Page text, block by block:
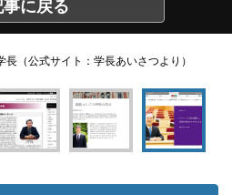
事に戻る
（公式サイト：学長あいさつより）